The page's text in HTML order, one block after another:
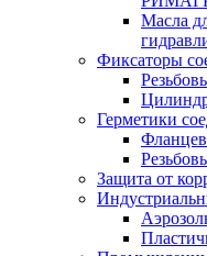
Масла
Фиксаторы
Герметики
Защита от